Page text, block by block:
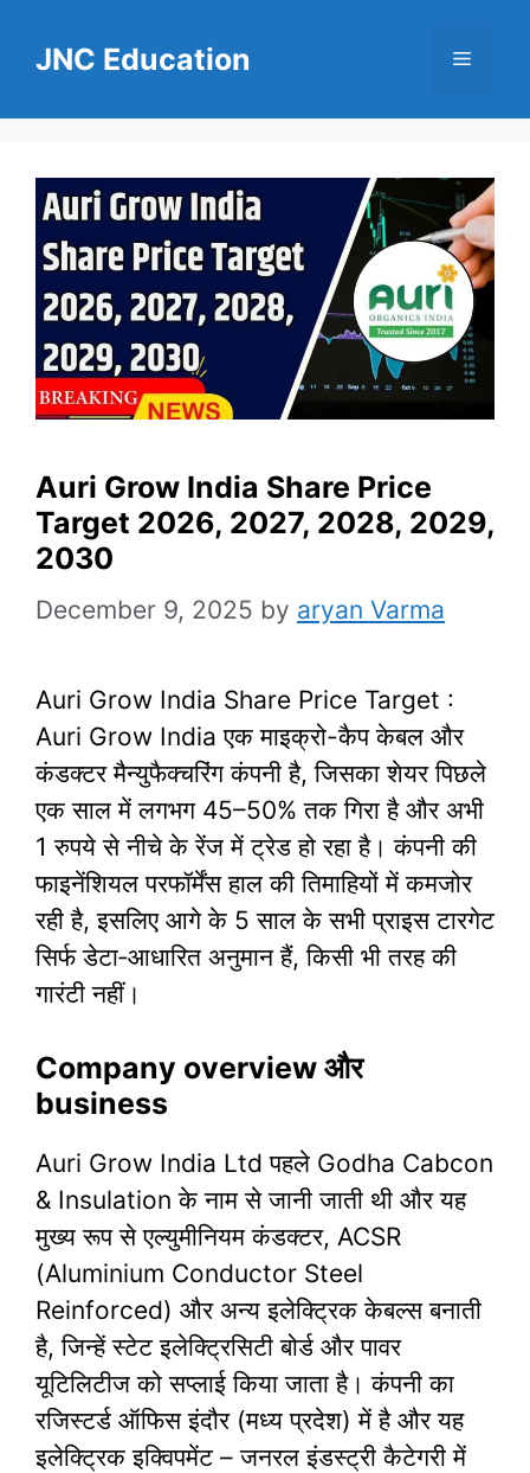
JNC Education Menu
Auri Grow India Share Price
Target 2026, 2027, 2028, 2029,
2030
December 9, 2025 by aryan Varma
Auri Grow India Share Price Target :
Auri Grow India एक माइक्रो-कैप केबल और
कंडक्टर मैन्युफैक्चरिंग कंपनी है, जिसका शेयर पिछले
एक साल में लगभग 45–50% तक गिरा है और अभी
1 रुपये से नीचे के रेंज में ट्रेड हो रहा है। कंपनी की
फाइनेंशियल परफॉर्मेंस हाल की तिमाहियों में कमजोर
रही है, इसलिए आगे के 5 साल के सभी प्राइस टारगेट
सिर्फ डेटा‑आधारित अनुमान हैं, किसी भी तरह की
गारंटी नहीं।
Company overview और
business
Auri Grow India Ltd पहले Godha Cabcon
& Insulation के नाम से जानी जाती थी और यह
मुख्य रूप से एल्युमीनियम कंडक्टर, ACSR
(Aluminium Conductor Steel
Reinforced) और अन्य इलेक्ट्रिक केबल्स बनाती
है, जिन्हें स्टेट इलेक्ट्रिसिटी बोर्ड और पावर
यूटिलिटीज को सप्लाई किया जाता है। कंपनी का
रजिस्टर्ड ऑफिस इंदौर (मध्य प्रदेश) में है और यह
इलेक्ट्रिक इक्विपमेंट – जनरल इंडस्ट्री कैटेगरी में